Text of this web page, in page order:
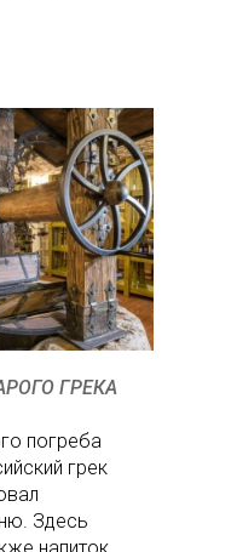
ГРЕКА
погреба
грек
Здесь